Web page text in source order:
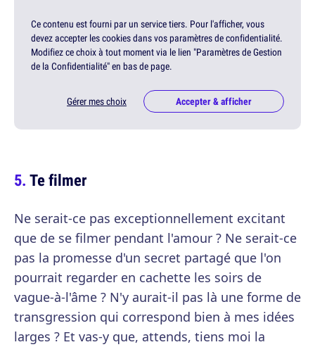
Ce contenu est fourni par un service tiers. Pour l'afficher, vous
devez accepter les cookies dans vos paramètres de confidentialité.
Modifiez ce choix à tout moment via le lien "Paramètres de Gestion
de la Confidentialité" en bas de page.
Gérer mes choix Accepter & afficher
Te filmer
Ne serait-ce pas exceptionnellement excitant
que de se filmer pendant l'amour ? Ne serait-ce
pas la promesse d'un secret partagé que l'on
pourrait regarder en cachette les soirs de
vague-à-l'âme ? N'y aurait-il pas là une forme de
transgression qui correspond bien à mes idées
larges ? Et vas-y que, attends, tiens moi la